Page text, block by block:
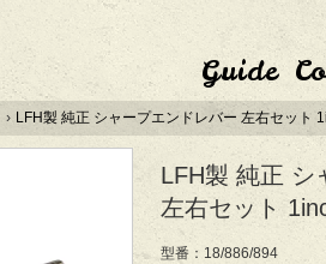
Guide
› LFH製 純正 シャープエンドレバー 左右セット
LFH製 純正 シ
左右セット
型番：18/886/894